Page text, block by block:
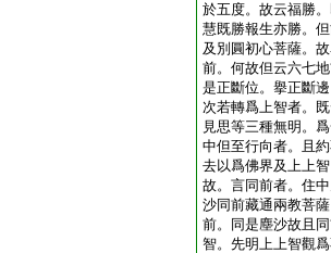
於五度。故云福勝
慧既勝報生亦勝。
及別圓初心菩薩。
前。何故但云六七
是正斷位。擧正斷
次若轉爲上智者。
見思等三種無明。
中但至行向者。且
去以爲佛界及上上
故。言同前者。住
沙同前藏通兩教菩
前。同是塵沙故且
智。先明上上智觀